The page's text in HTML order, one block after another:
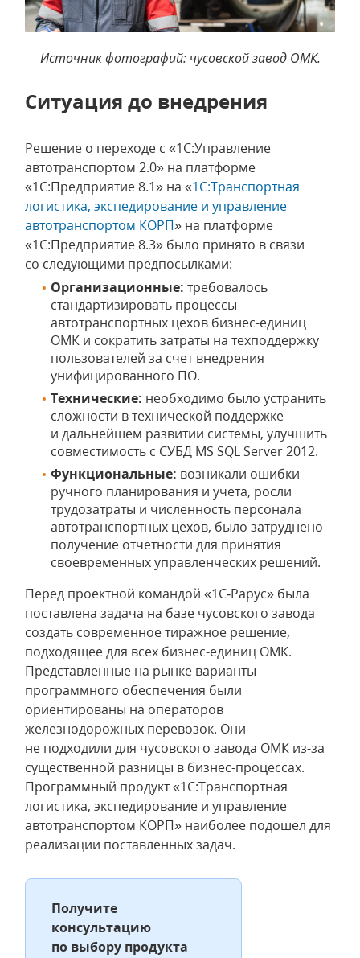
Источник фотографий: чусовской завод ОМК.
Ситуация до внедрения
Решение о переходе с «1C:Управление
автотранспортом 2.0» на платформе
«1С:Предприятие 8.1» на «1С:Транспортная
логистика, экспедирование и управление
автотранспортом КОРП» на платформе
«1С:Предприятие 8.3» было принято в связи
со следующими предпосылками:
Организационные: требовалось
стандартизировать процессы
автотранспортных цехов бизнес-единиц
ОМК и сократить затраты на техподдержку
пользователей за счет внедрения
унифицированного ПО.
Технические: необходимо было устранить
сложности в технической поддержке
и дальнейшем развитии системы, улучшить
совместимость с СУБД MS SQL Server 2012.
Функциональные: возникали ошибки
ручного планирования и учета, росли
трудозатраты и численность персонала
автотранспортных цехов, было затруднено
получение отчетности для принятия
своевременных управленческих решений.
Перед проектной командой «1С‑Рарус» была
поставлена задача на базе чусовского завода
создать современное тиражное решение,
подходящее для всех бизнес-единиц ОМК.
Представленные на рынке варианты
программного обеспечения были
ориентированы на операторов
железнодорожных перевозок. Они
не подходили для чусовского завода ОМК из-за
существенной разницы в бизнес-процессах.
Программный продукт «1С:Транспортная
логистика, экспедирование и управление
автотранспортом КОРП» наиболее подошел для
реализации поставленных задач.
Получите
консультацию
по выбору продукта